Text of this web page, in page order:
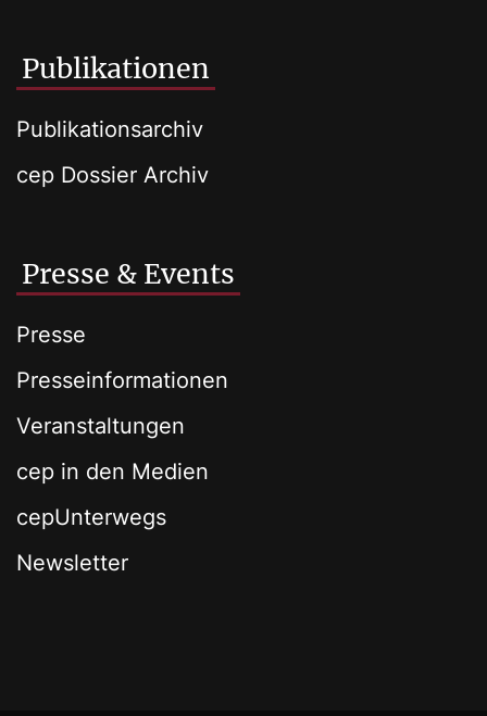
Publikationen
Publikationsarchiv
cep Dossier Archiv
Presse & Events
Presse
Presseinformationen
Veranstaltungen
cep in den Medien
cepUnterwegs
Newsletter